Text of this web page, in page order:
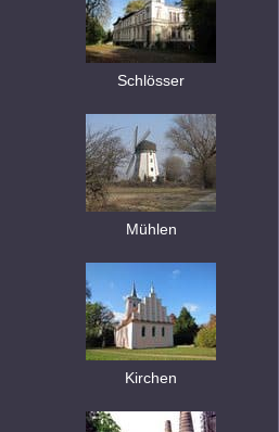
Schlösser
Mühlen
Kirchen